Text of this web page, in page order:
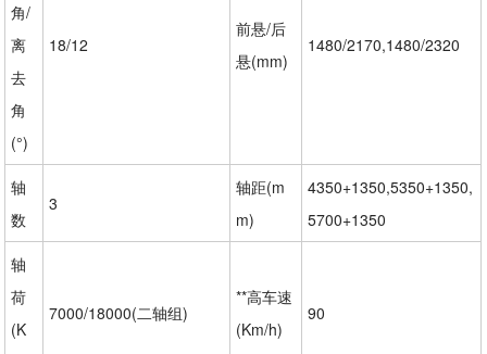
角/
离
去
角
(°)
18/12
前悬/后
悬(mm)
1480/2170,1480/2320
轴
数
3
轴距(m
m)
4350+1350,5350+1350,
5700+1350
轴
荷
(K
7000/18000(二轴组)
**高车速
(Km/h)
90